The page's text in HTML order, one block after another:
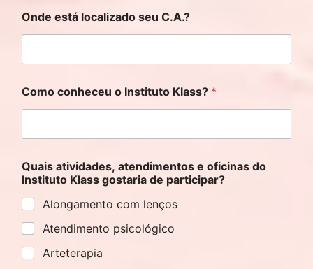
Onde está localizado seu C.A.?
Como conheceu o Instituto Klass? *
Quais atividades, atendimentos e oficinas do
Instituto Klass gostaria de participar?
Alongamento com lenços
Atendimento psicológico
Arteterapia